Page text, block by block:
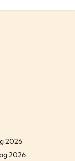
2026
2026